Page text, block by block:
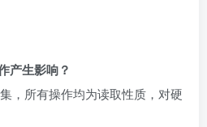
产生影响？
，所有操作均为读取性质，对硬